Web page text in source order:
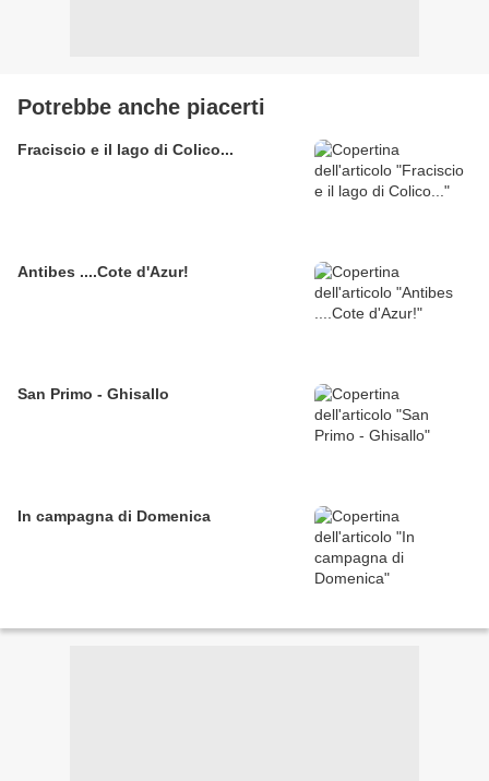
Potrebbe anche piacerti
Fraciscio e il lago di Colico...
Antibes ....Cote d'Azur!
San Primo - Ghisallo
In campagna di Domenica